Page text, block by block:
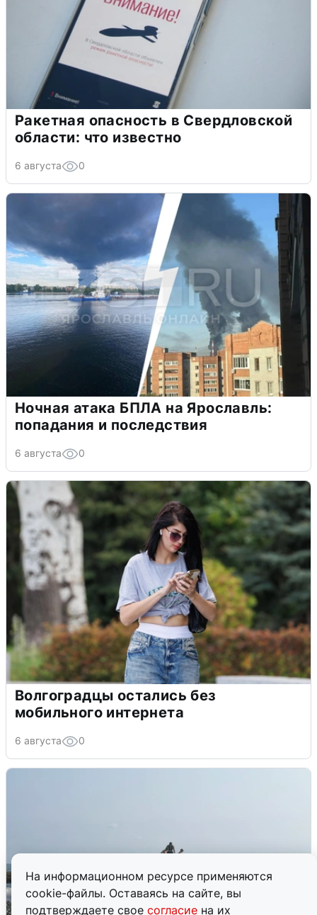
На информационном ресурсе применяются
cookie-файлы. Оставаясь на сайте, вы
подтверждаете свое согласие на их
Ракетная опасность в Свердловской
области: что известно
6 августа 0
Ночная атака БПЛА на Ярославль:
попадания и последствия
6 августа 0
Волгоградцы остались без
мобильного интернета
6 августа 0